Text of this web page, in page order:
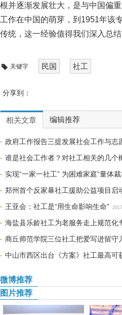
根并逐渐发展壮大，是与中国偏
工作在中国的萌芽，到1951年该
传统，这一经验值得我们深入总
关键字 民国 社工
分享到：
相关文章 编辑推荐
政府工作报告三提发展社会工作与志
谁是社会工作者？对社工相关的几个
实现“一家一社工” 为困难家庭“量体裁
郑州首个反家暴社工援助公益项目启
王亚会：社工是“用生命影响生命”
海盐县乐龄社工为老服务走上规范化
商丘师范学院三位社工把爱写进留守
中山市西区出台《方案》社工最高可
微博推荐
图片推荐